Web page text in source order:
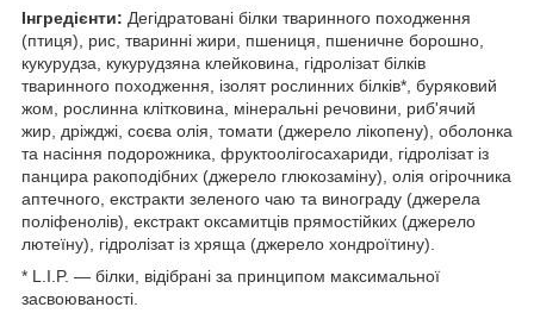
Інгредієнти: Дегідратовані білки тваринного походження
(птиця), рис, тваринні жири, пшениця, пшеничне борошно,
кукурудза, кукурудзяна клейковина, гідролізат білків
тваринного походження, ізолят рослинних білків*, буряковий
жом, рослинна клітковина, мінеральні речовини, риб'ячий
жир, дріжджі, соєва олія, томати (джерело лікопену), оболонка
та насіння подорожника, фруктоолігосахариди, гідролізат із
панцира ракоподібних (джерело глюкозаміну), олія огірочника
аптечного, екстракти зеленого чаю та винограду (джерела
поліфенолів), екстракт оксамитців прямостійких (джерело
лютеїну), гідролізат із хряща (джерело хондроїтину).
* L.I.P. — білки, відібрані за принципом максимальної
засвоюваності.